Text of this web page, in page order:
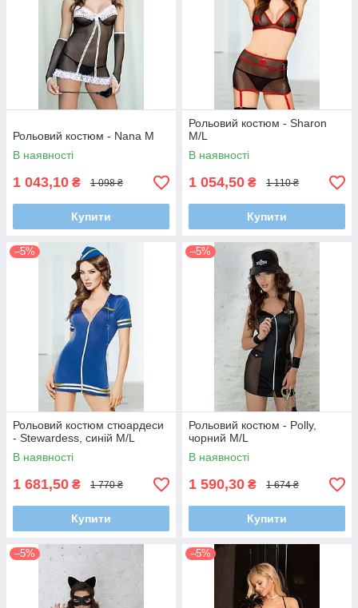
Рольовий костюм - Nana M
В наявності
1 043,10 ₴ 1 098 ₴
Купити
Рольовий костюм - Sharon
M/L
В наявності
1 054,50 ₴ 1 110 ₴
Купити
–5%
Рольовий костюм стюардеси
- Stewardess, синій M/L
В наявності
1 681,50 ₴ 1 770 ₴
Купити
–5%
Рольовий костюм - Polly,
чорний M/L
В наявності
1 590,30 ₴ 1 674 ₴
Купити
–5% –5%